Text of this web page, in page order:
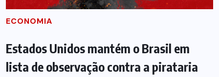
ECONOMIA
Estados Unidos mantém o Brasil em
lista de observação contra a pirataria